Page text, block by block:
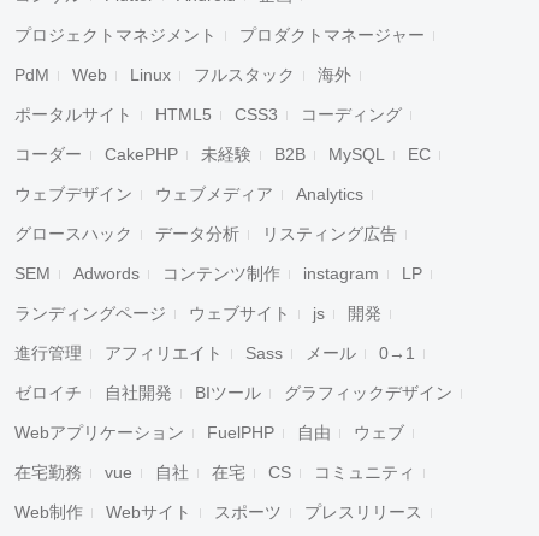
プロジェクトマネジメント プロダクトマネージャー
PdM Web Linux フルスタック 海外
ポータルサイト HTML5 CSS3 コーディング
コーダー CakePHP 未経験 B2B MySQL EC
ウェブデザイン ウェブメディア Analytics
グロースハック データ分析 リスティング広告
SEM Adwords コンテンツ制作 instagram LP
ランディングページ ウェブサイト js 開発
進行管理 アフィリエイト Sass メール 0→1
ゼロイチ 自社開発 BIツール グラフィックデザイン
Webアプリケーション FuelPHP 自由 ウェブ
在宅勤務 vue 自社 在宅 CS コミュニティ
Web制作 Webサイト スポーツ プレスリリース